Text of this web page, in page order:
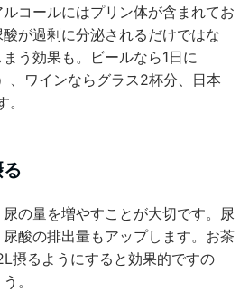
コールにはプリン体が含まれてお
が過剰に分泌されるだけではな
う効果も。ビールなら1日に
、ワインならグラス2杯分、日本
の量を増やすことが大切です。尿
酸の排出量もアップします。お茶
摂るようにすると効果的ですの
。